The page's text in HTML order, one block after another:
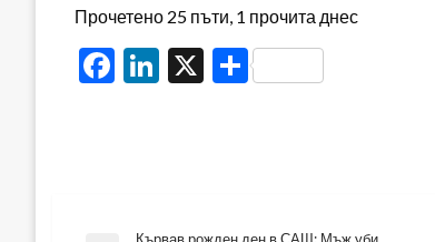
Прочетено 25 пъти, 1 прочита днес
Facebook
LinkedIn
X Share